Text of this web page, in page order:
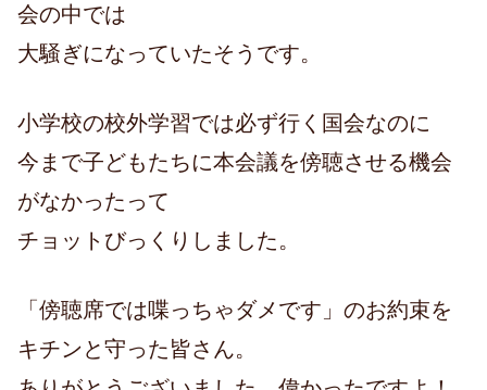
会の中では
大騒ぎになっていたそうです。
小学校の校外学習では必ず行く国会なのに
今まで子どもたちに本会議を傍聴させる機会
がなかったって
チョットびっくりしました。
「傍聴席では喋っちゃダメです」のお約束を
キチンと守った皆さん。